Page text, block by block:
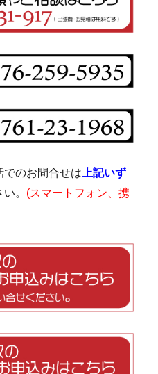
でのお問合せは 上記いず
。 (スマートフォン、携